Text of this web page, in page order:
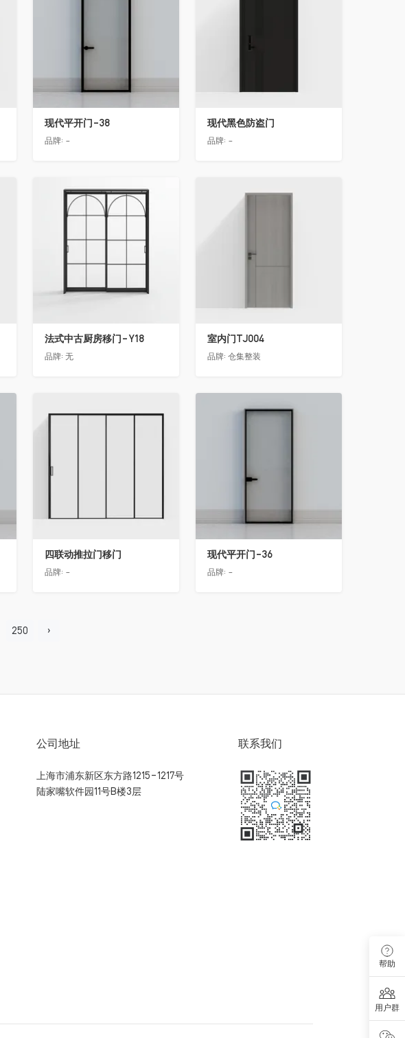
现代平开门-38
品牌: -
现代黑色防盗门
品牌: -
收藏
法式中古厨房移门-Y18
品牌:无
收藏
室内门TJ004
品牌:仓集整装
收藏
四联动推拉门移门
品牌: -
收藏
现代平开门-36
品牌: -
250
公司地址
上海市浦东新区东方路1215-1217号
陆家嘴软件园11号B楼3层
联系我们
帮助
用户群